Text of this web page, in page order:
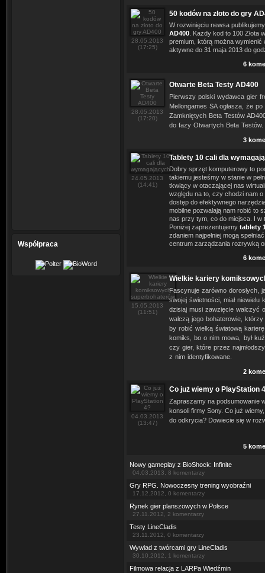
Współpraca
28.05.2013
(17:25)
50 kodów na złoto do gry
W rozwinięciu newsa
AD400 . Każdy kod to 100 Złota
premium, którą można wymienić
aktywne do 31 maja 2013 do
6
28.05.2013
(17:20)
Otwarte Beta Testy AD400
Pierwszy polski wydawca gier
Mellongames SA ogłasza, że
Zamkniętych Beta Testów
do fazy Otwartych Beta Testów.
3
24.05.2013
(14:41)
Tablety 10 cali dla
Dobry sprzęt komputerowy to
takiemu jesteśmy w stanie w
tkwiący w otaczającej nas
względu na to, czy chodzi nam
dostęp do efektywnego
mobilne pozwalają nam robić to
nas przy tym, co do miejsca. I w
Poniżej zaprezentujemy tablety
zdaniem najpełniej mogą
centrum zarządzania rozrywką
6
15.05.2013
(11:51)
Wielkie kariery
Fascynuje zarówno dorosłych,
swojej świetności, miał niewielu
dzisiaj musi zawzięcie walczyć
walczą jego bohaterowie,
by robić wielką światową
komiks, bo o nim mowa, był
czy gier, które przez
z nim identyfikowane.
2
04.03.2013
(13:47)
Co już wiemy o PlayStation
Zapraszamy na podsumowanie
konsoli firmy Sony. Co już
do odkrycia? Dowiecie się w
5
Nowy gameplay z BioShock: Infinite
04.03.2013, 8 komentarzy
Gry RPG. Nowoczesny trening wyobraźni
17.12.2012, 0 komentarzy
Rynek gier planszowych w Polsce
27.11.2012, 2 komentarzy
Testy LineCladis
23.11.2012, 0 komentarzy
Wywiad z twórcami gry LineCladis
30.10.2012, 1 komentarzy
Filmowa relacja z LARPa Wiedźmin